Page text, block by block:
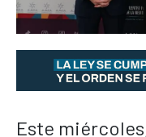
Este